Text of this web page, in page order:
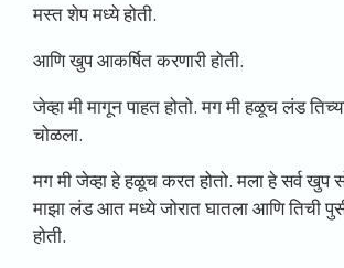
मस्त शेप मध्ये होती.
आणि खुप आकर्षित करणारी होती.
जेव्हा मी मागून पाहत होतो. मग मी हळूच लंड
चोळला.
मग मी जेव्हा हे हळूच करत होतो. मला हे सर्व खुप
माझा लंड आत मध्ये जोरात घातला आणि तिची
होती.